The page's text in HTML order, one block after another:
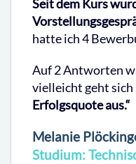
Seit dem Kurs
hatte ich 4
Auf 2 Antworten
vielleicht geht sich
Erfolgsquote aus.“
Melanie
Studium: